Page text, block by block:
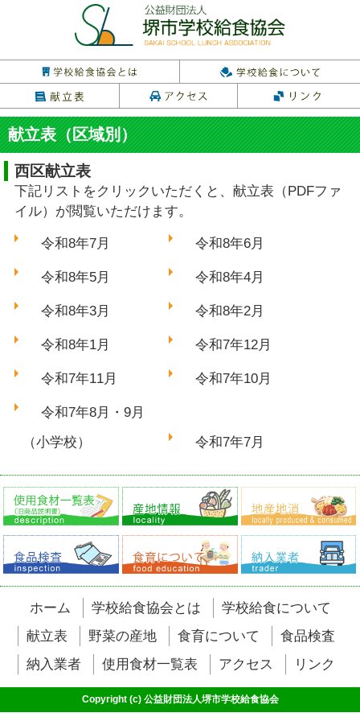
献立表（区域別）
西区献立表
下記リストをクリックいただくと、献立表（PDFファ
イル）が閲覧いただけます。
令和8年7月 令和8年6月
令和8年5月 令和8年4月
令和8年3月 令和8年2月
令和8年1月 令和7年12月
令和7年11月 令和7年10月
令和7年8月・9月
（小学校）
令和7年7月
ホーム 学校給食協会とは
学校給食について
献立表
野菜の産地 食育について
食品検査
納入業者
使用食材一覧表 アクセス リンク
Copyright (c) 公益財団法人堺市学校給食協会